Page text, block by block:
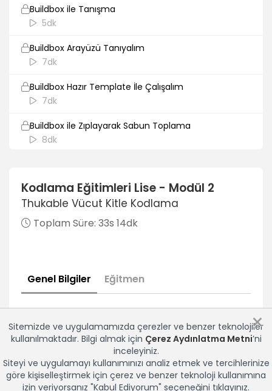
Buildbox ile Tanışma
5dk
Buildbox Arayüzü Tanıyalım
7dk
Buildbox Hazır Template İle Çalışalım
7dk
Buildbox ile Zıplayarak Sabun Toplama
8dk
Buildbox ile Su Damlacıklarını Toplayarak Puan
8dk
7dk
Buildbox ile Maske Yakalama
Buildbox ile Maske Yakalama 2
7dk
Buildbox ile Virüslerden Kaçma Oyunu
Kodlama Eğitimleri Lise - Modül 2
Thukable Vücut Kitle Kodlama
Toplam Süre: 33s 14dk
Genel Bilgiler Eğitmen
×
Sitemizde ve uygulamamızda çerezler ve benzer teknolojiler
kullanılmaktadır. Bilgi almak için Çerez Aydınlatma Metni’ni
inceleyiniz.
Siteyi ve uygulamayı kullanımınızı analiz etmek ve tercihlerinize
göre kişiselleştirmek için çerez ve benzer teknoloji kullanımına
izin veriyorsanız "Kabul Ediyorum" seçeneğini tıklayınız.